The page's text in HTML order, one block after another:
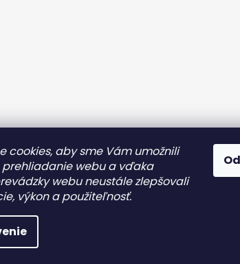
cookies, aby sme Vám umožnili
webu a vďaka
webu neustále zlepšovali
výkon a použiteľnosť.
Ochrana osobných údajov Reklamácia/
práva vyhradené.